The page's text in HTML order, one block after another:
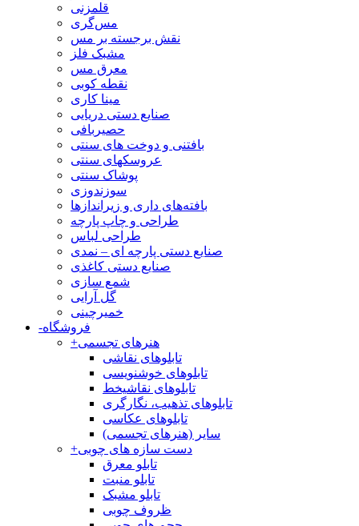
قلمزنی
مس‌گری
نقش برجسته بر مس
مشبک فلز
معرق مس
نقطه کوبی
مینا کاری
صنایع دستی دریایی
حصیربافی
بافتنی‌ و دوخت های سنتی
عروسکهای سنتی
پوشاک سنتی
سوزندوزی
بافته‌های داری و زیراندازها
طراحی و چاپ پارچه
طراحی لباس
صنایع دستی پارچه ای – نمدی
صنایع دستی کاغذی
شمع سازی
گل آرایی
خمیرچینی
-فروشگاه
+هنرهای تجسمی
تابلوهای نقاشی
تابلوهای خوشنویسی
تابلوهای نقاشیخط
تابلوهای تذهیب، نگارگری
تابلوهای عکاسی
سایر (هنرهای تجسمی)
+دست سازه های چوبی
تابلو معرق
تابلو منبت
تابلو مشبک
ظروف چوبی